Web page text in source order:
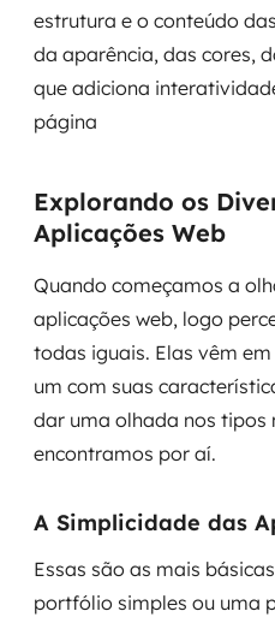
estrutura e o conteúdo
da aparência, das cores,
que adiciona
página
Explorando os
Aplicações Web
Quando começamos a
aplicações web, logo
todas iguais. Elas vêm
um com suas
dar uma olhada nos tipos
encontramos por aí.
A Simplicidade das
Essas são as mais
portfólio simples ou uma